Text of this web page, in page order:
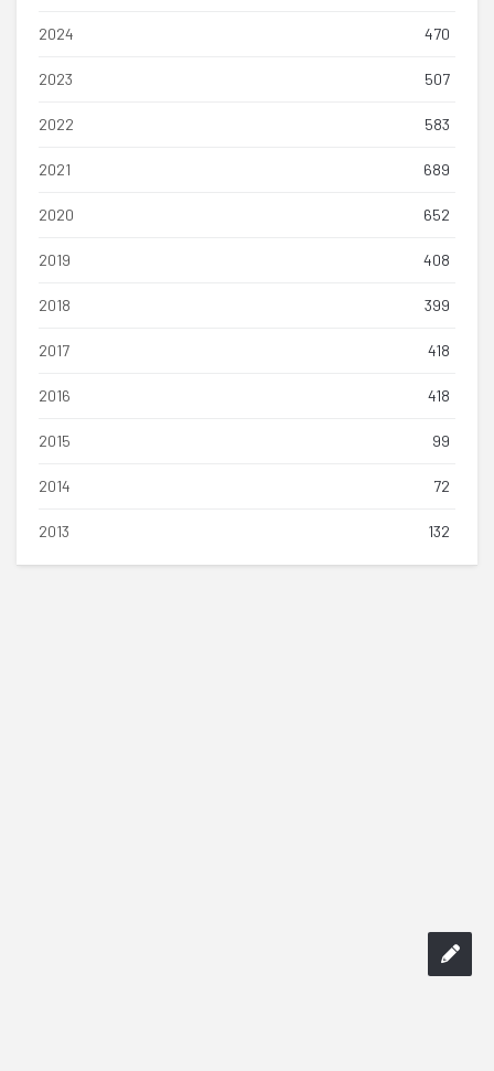
2024 470
2023 507
2022 583
2021 689
2020 652
2019 408
2018 399
2017 418
2016 418
2015 99
2014 72
2013 132